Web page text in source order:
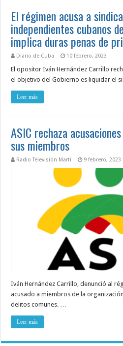
El régimen acusa a
independientes cubanos
implica duras penas de
Diario de Cuba 10 febrero, 2023
El opositor Iván Hernández Carrillo
el objetivo del Gobierno es liquidar el
Leer más
ASIC rechaza
sus miembros
Radio Televisión Martí 9 febrero, 2023
Iván Hernández Carrillo, denunció al
acusado a miembros de la
delitos comunes. …
Leer más